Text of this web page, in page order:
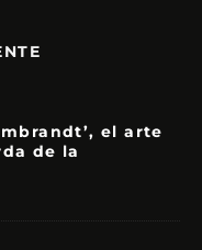
el arte
de la